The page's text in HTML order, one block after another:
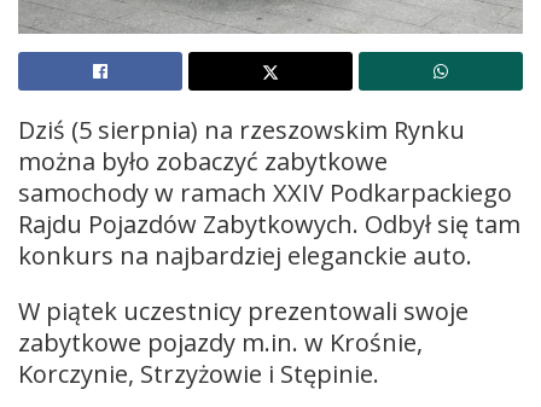
Dziś (5 sierpnia) na rzeszowskim Rynku
można było zobaczyć zabytkowe
samochody w ramach XXIV Podkarpackiego
Rajdu Pojazdów Zabytkowych. Odbył się tam
konkurs na najbardziej eleganckie auto.
W piątek uczestnicy prezentowali swoje
zabytkowe pojazdy m.in. w Krośnie,
Korczynie, Strzyżowie i Stępinie.